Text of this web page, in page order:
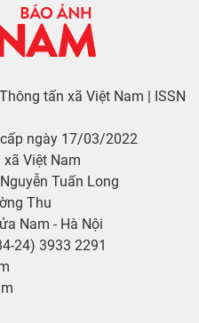
tấn xã Việt Nam | ISSN
ngày 17/03/2022
Việt Nam
Tuấn Long
Thu
Nam - Hà Nội
24) 3933 2291